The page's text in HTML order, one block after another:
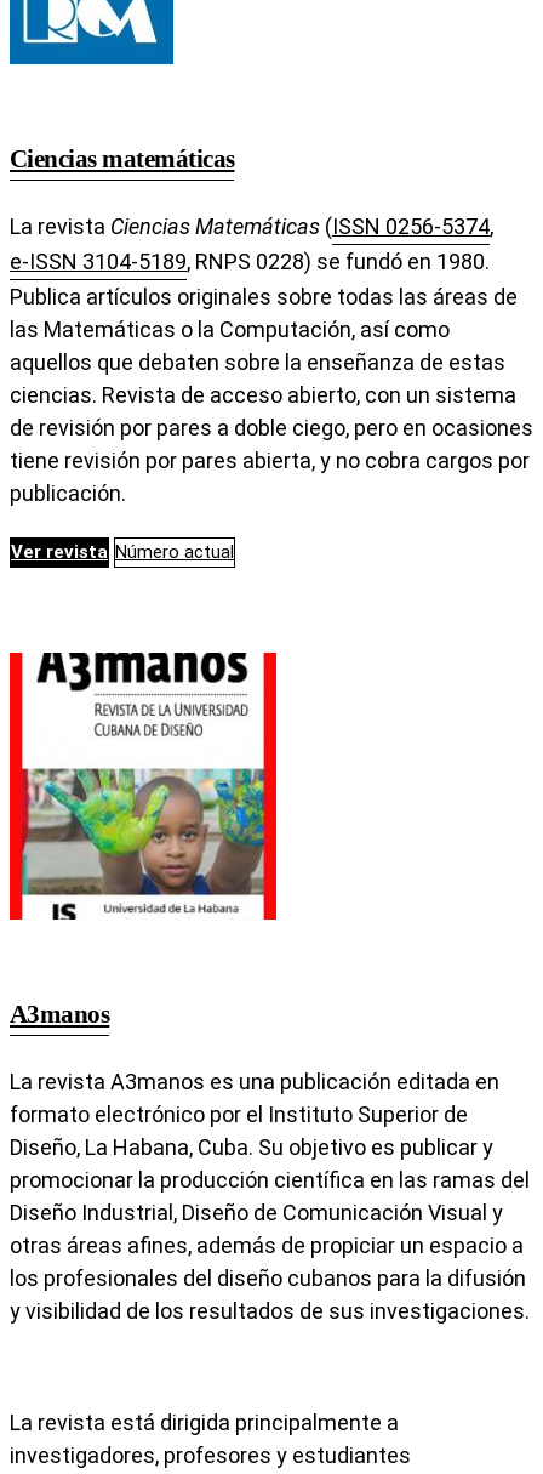
Ciencias matemáticas
La revista Ciencias Matemáticas (ISSN 0256-5374,
e-ISSN 3104-5189, RNPS 0228) se fundó en 1980.
Publica artículos originales sobre todas las áreas de
las Matemáticas o la Computación, así como
aquellos que debaten sobre la enseñanza de estas
ciencias. Revista de acceso abierto, con un sistema
de revisión por pares a doble ciego, pero en ocasiones
tiene revisión por pares abierta, y no cobra cargos por
publicación.
Ver revista Número actual
A3manos
La revista A3manos es una publicación editada en
formato electrónico por el Instituto Superior de
Diseño, La Habana, Cuba. Su objetivo es publicar y
promocionar la producción científica en las ramas del
Diseño Industrial, Diseño de Comunicación Visual y
otras áreas afines, además de propiciar un espacio a
los profesionales del diseño cubanos para la difusión
y visibilidad de los resultados de sus investigaciones.
La revista está dirigida principalmente a
investigadores, profesores y estudiantes